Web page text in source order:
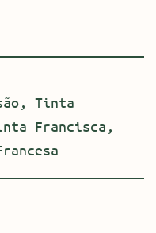
Tinta
Francisca,